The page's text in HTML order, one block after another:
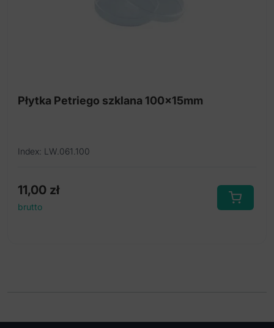
Płytka Petriego szklana 100x15mm
Index: LW.061.100
11,00 zł
brutto